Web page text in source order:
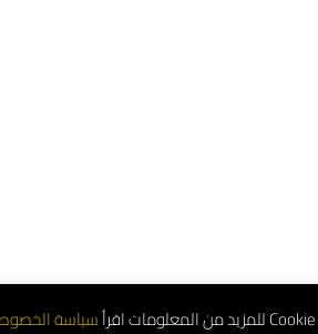
سياسة